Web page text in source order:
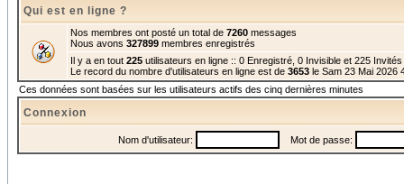
Qui est en ligne ?
Nos membres ont posté un total de 7260 messages
Nous avons 327899 membres enregistrés
Il y a en tout 225 utilisateurs en ligne :: 0 Enregistré, 0 Invisible et 225
Le record du nombre d'utilisateurs en ligne est de 3653 le Sam 23 Mai 2026
Ces données sont basées sur les utilisateurs actifs des cinq dernières minutes
Connexion
Nom d'utilisateur: Mot de passe: